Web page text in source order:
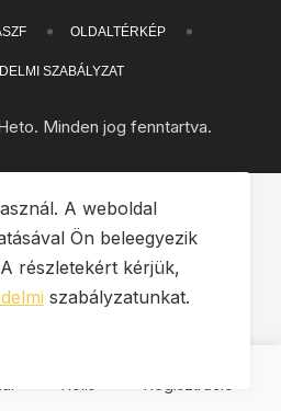
OLDALTÉRKÉP
SZABÁLYZAT
Minden jog fenntartva.
A weboldal
Ön beleegyezik
részletekért kérjük,
szabályzatunkat.